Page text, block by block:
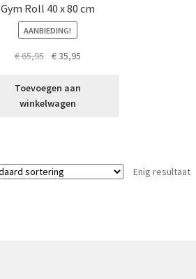
Gym Roll 40 x 80 cm
AANBIEDING!
€65,95
Oorspronkelijke
was:
€ 65,95.
€35,95
Toevoegen aan
winkelwagen
Enig resultaat